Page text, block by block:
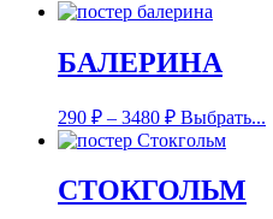
БАЛЕРИНА
290 ₽ – 3480 ₽ Выбрать...
СТОКГОЛЬМ